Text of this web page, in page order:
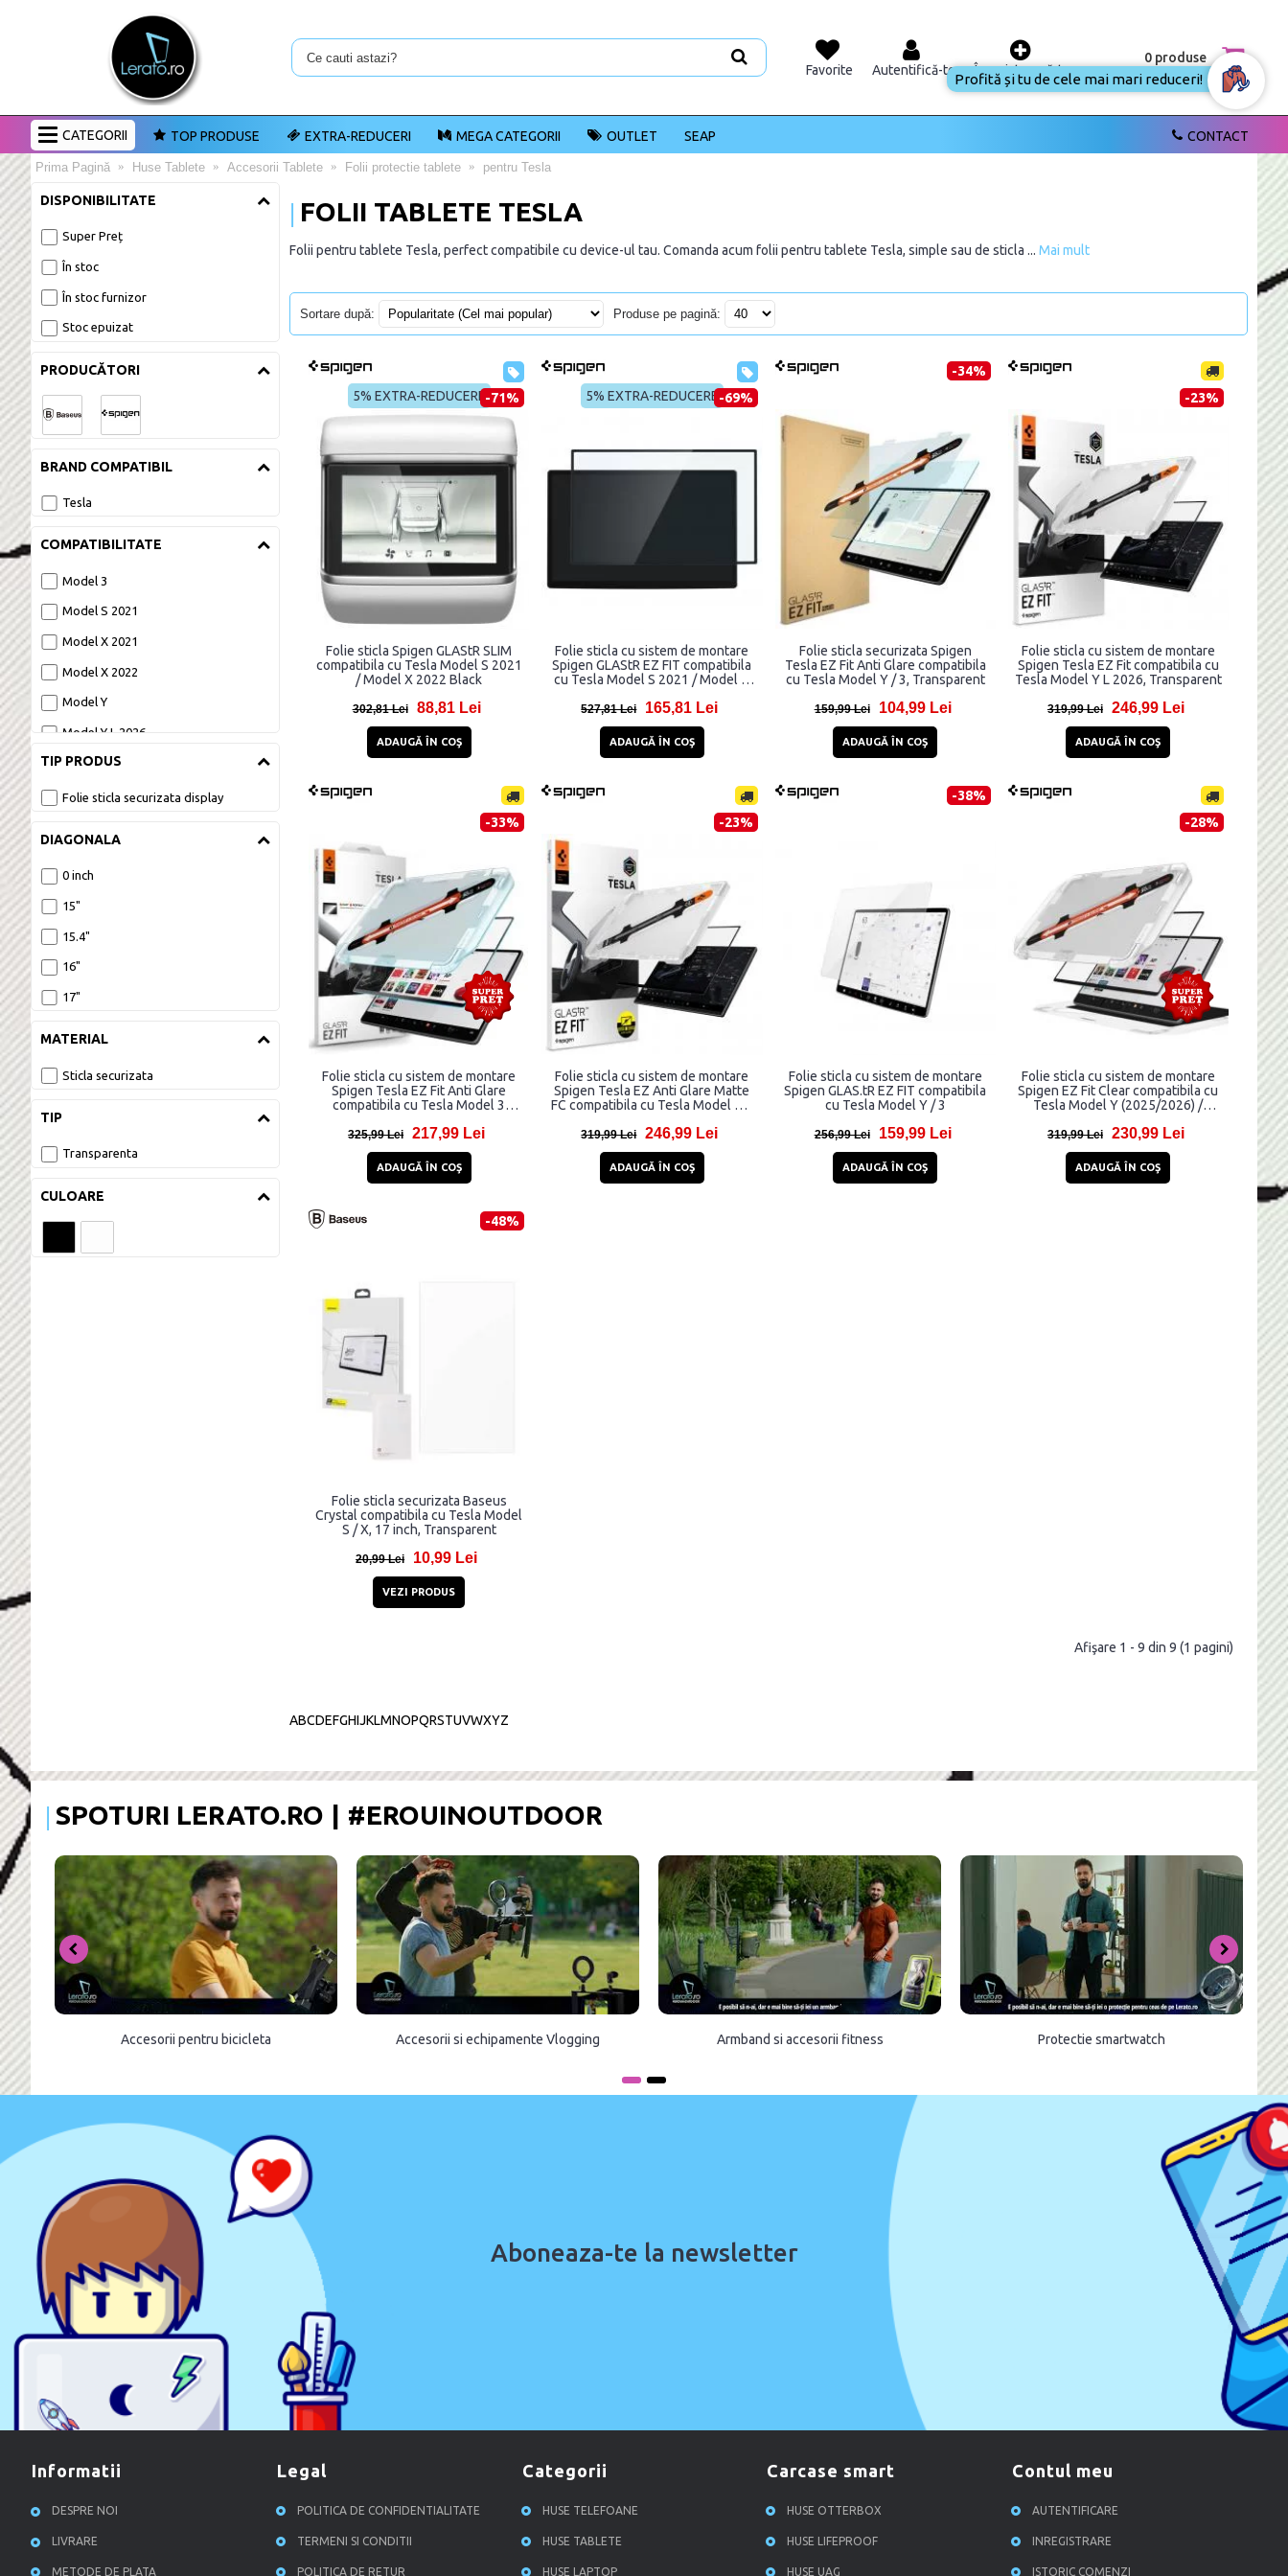
Favorite Autentifică-te Înregistrează-te
0 produse
CATEGORII CONTACT
TOP PRODUSE EXTRA-REDUCERI MEGA CATEGORII OUTLET SEAP
Prima Pagină Huse Tablete Accesorii Tablete Folii protectie tablete pentru Tesla
DISPONIBILITATE
Super Preț
În stoc
În stoc furnizor
Stoc epuizat
PRODUCĂTORI
BRAND COMPATIBIL
Tesla
COMPATIBILITATE
Model 3
Model S 2021
Model X 2021
Model X 2022
Model Y
Model Y L 2026
Tesla Model 3
Tesla Model 3 2024
TIP PRODUS
Folie sticla securizata display
DIAGONALA
0 inch
15"
15.4"
16"
17"
MATERIAL
Sticla securizata
TIP
Transparenta
CULOARE
FOLII TABLETE TESLA
Folii pentru tablete Tesla, perfect compatibile cu device-ul tau. Comanda acum folii pentru tablete Tesla, simple sau de sticla ... Mai mult
Sortare după: Produse pe pagină:
5% EXTRA-REDUCERE -71%
Folie sticla Spigen GLAStR SLIM
compatibila cu Tesla Model S 2021
/ Model X 2022 Black
302,81 Lei 88,81 Lei
ADAUGĂ ÎN COŞ
5% EXTRA-REDUCERE -69%
Folie sticla cu sistem de montare
Spigen GLAStR EZ FIT compatibila
cu Tesla Model S 2021 / Model X
527,81 Lei 165,81 Lei
ADAUGĂ ÎN COŞ
-34%
Folie sticla securizata Spigen
Tesla EZ Fit Anti Glare compatibila
cu Tesla Model Y / 3, Transparent
159,99 Lei 104,99 Lei
ADAUGĂ ÎN COŞ
-23%
Folie sticla cu sistem de montare
Spigen Tesla EZ Fit compatibila cu
Tesla Model Y L 2026, Transparent
319,99 Lei 246,99 Lei
ADAUGĂ ÎN COŞ
-33%
Folie sticla cu sistem de montare
Spigen Tesla EZ Fit Anti Glare
compatibila cu Tesla Model 3
325,99 Lei 217,99 Lei
ADAUGĂ ÎN COŞ
-23%
Folie sticla cu sistem de montare
Spigen Tesla EZ Anti Glare Matte
FC compatibila cu Tesla Model Y L
319,99 Lei 246,99 Lei
ADAUGĂ ÎN COŞ
-38%
Folie sticla cu sistem de montare
Spigen GLAS.tR EZ FIT compatibila
cu Tesla Model Y / 3
256,99 Lei 159,99 Lei
ADAUGĂ ÎN COŞ
-28%
Folie sticla cu sistem de montare
Spigen EZ Fit Clear compatibila cu
Tesla Model Y (2025/2026) /
Transparent
319,99 Lei 230,99 Lei
ADAUGĂ ÎN COŞ
-48%
Folie sticla securizata Baseus
Crystal compatibila cu Tesla Model
S / X, 17 inch, Transparent
20,99 Lei 10,99 Lei
VEZI PRODUS
Afişare 1 - 9 din 9 (1 pagini)
ABCDEFGHIJKLMNOPQRSTUVWXYZ
SPOTURI LERATO.RO | #EROUINOUTDOOR
Accesorii pentru bicicleta Accesorii si echipamente Vlogging Armband si accesorii fitness Protectie smartwatch
Aboneaza-te la newsletter
informatii
DESPRE NOI
LIVRARE
METODE DE PLATA
legal
POLITICA DE CONFIDENTIALITATE
TERMENI SI CONDITII
POLITICA DE RETUR
categorii
HUSE TELEFOANE
HUSE TABLETE
HUSE LAPTOP
carcase smart
HUSE OTTERBOX
HUSE LIFEPROOF
HUSE UAG
contul meu
AUTENTIFICARE
INREGISTRARE
ISTORIC COMENZI
Profită și tu de cele mai mari reduceri!